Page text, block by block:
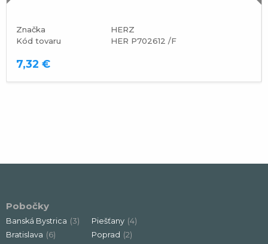
Značka
HERZ
Kód tovaru
HER P702612 /F
7,32 €
Pobočky
Banská Bystrica (3)
Bratislava (6)
Piešťany (4)
Poprad (2)